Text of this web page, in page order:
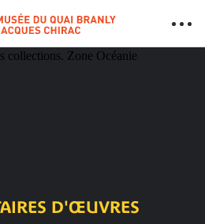
D'ŒUVRES